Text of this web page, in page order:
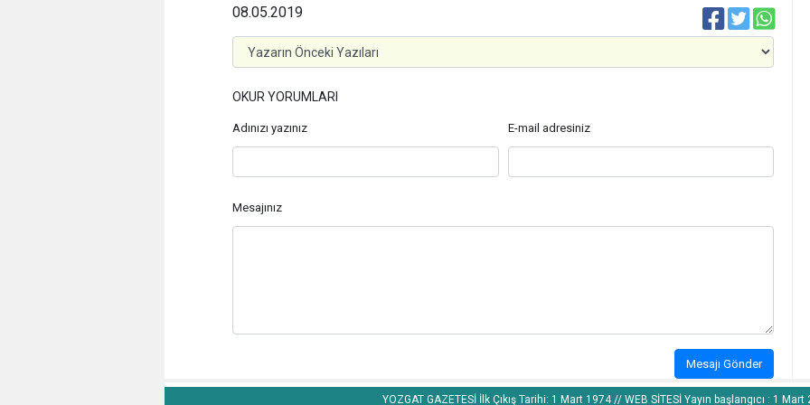
08.05.2019
OKUR YORUMLARI
Adınızı yazınız E-mail adresiniz
Mesajınız
Mesajı Gönder
YOZGAT GAZETESİ İlk Çıkış Tarihi: 1 Mart 1974 // WEB SİTESİ Yayın başlangıcı : 1 Mart